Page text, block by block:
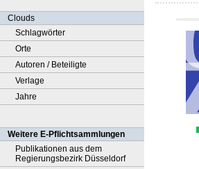
Clouds
Schlagwörter
Orte
Autoren / Beteiligte
Verlage
Jahre
Weitere E-Pflichtsammlungen
Publikationen aus dem
Regierungsbezirk Düsseldorf